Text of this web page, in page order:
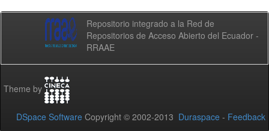
Repositorio integrado a la Red de
Repositorios de Acceso Abierto del Ecuador -
RRAAE
Theme by
DSpace Software Copyright © 2002-2013 Duraspace - Feedback